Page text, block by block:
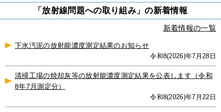
「放射線問題への取り組み」の新着情報
新着情報の一覧
下水汚泥の放射能濃度測定結果のお知らせ
令和8(2026)年7月28日
清掃工場の焼却灰等の放射能濃度測定結果を公表します（令和
8年7月測定分）
令和8(2026)年7月22日